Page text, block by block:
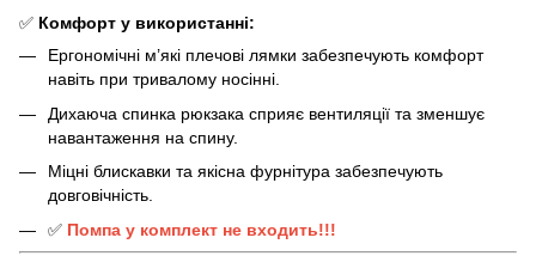
✅ Комфорт у використанні:
Ергономічні м’які плечові лямки забезпечують комфорт
навіть при тривалому носінні.
Дихаюча спинка рюкзака сприяє вентиляції та зменшує
навантаження на спину.
Міцні блискавки та якісна фурнітура забезпечують
довговічність.
✅ Помпа у комплект не входить!!!